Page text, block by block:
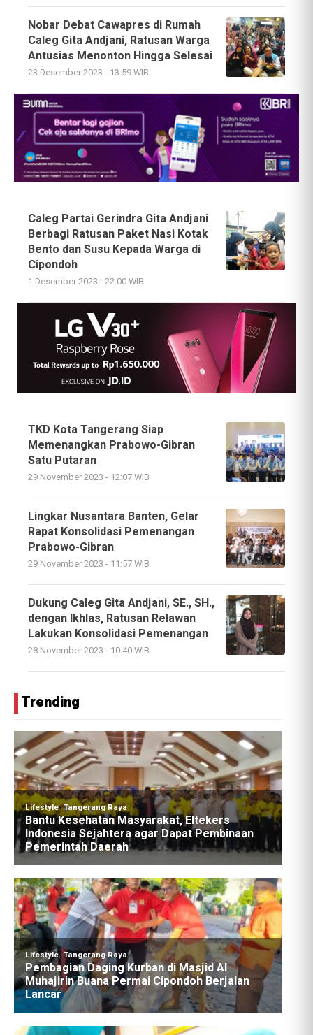
Nobar Debat Cawapres di Rumah
Caleg Gita Andjani, Ratusan Warga
Antusias Menonton Hingga Selesai
23 Desember 2023 - 13:59 WIB
Caleg Partai Gerindra Gita Andjani
Berbagi Ratusan Paket Nasi Kotak
Bento dan Susu Kepada Warga di
Cipondoh
1 Desember 2023 - 22:00 WIB
TKD Kota Tangerang Siap
Memenangkan Prabowo-Gibran
Satu Putaran
29 November 2023 - 12:07 WIB
Lingkar Nusantara Banten, Gelar
Rapat Konsolidasi Pemenangan
Prabowo-Gibran
29 November 2023 - 11:57 WIB
Dukung Caleg Gita Andjani, SE., SH.,
dengan Ikhlas, Ratusan Relawan
Lakukan Konsolidasi Pemenangan
28 November 2023 - 10:40 WIB
Trending